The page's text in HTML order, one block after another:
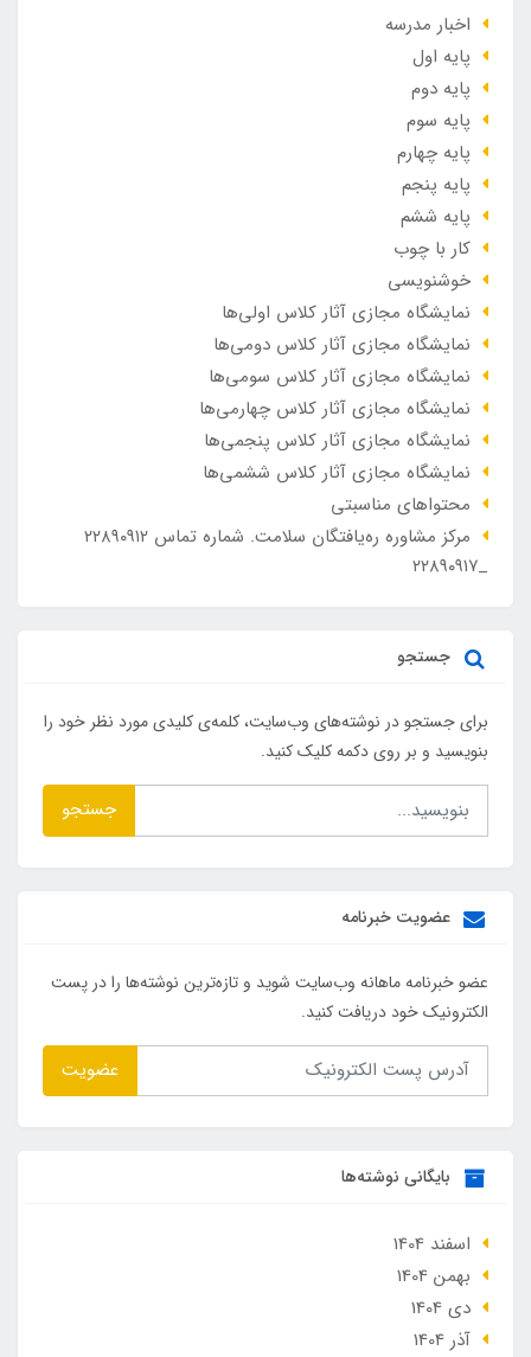
اخبار مدرسه
پایه اول
پایه دوم
پایه سوم
پایه چهارم
پایه پنجم
پایه ششم
کار با چوب
خوشنویسی
نمایشگاه مجازی آثار کلاس اولی‌ها
نمایشگاه مجازی آثار کلاس دومی‌ها
نمایشگاه مجازی آثار کلاس سومی‌ها
نمایشگاه مجازی آثار کلاس چهارمی‌ها
نمایشگاه مجازی آثار کلاس پنجمی‌ها
نمایشگاه مجازی آثار کلاس ششمی‌ها
محتواهای مناسبتی
مرکز مشاوره ره‌یافتگان سلامت. شماره تماس ۲۲۸۹۰۹۱۲
_۲۲۸۹۰۹۱۷
جستجو
برای جستجو در نوشته‌های وب‌سایت، کلمه‌ی کلیدی مورد نظر خود را
بنویسید و بر روی دکمه کلیک کنید.
جستجو
عضویت خبرنامه
عضو خبرنامه ماهانه وب‌سایت شوید و تازه‌ترین نوشته‌ها را در پست
الکترونیک خود دریافت کنید.
عضویت
بایگانی نوشته‌ها
اسفند 1404
بهمن 1404
دی 1404
آذر 1404